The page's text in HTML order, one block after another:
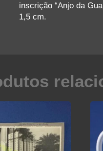
inscrição “Anjo da
1,5 cm.